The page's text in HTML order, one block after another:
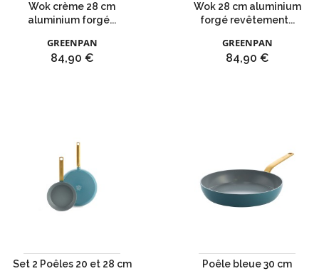
Wok crème 28 cm
aluminium forgé...
GREENPAN
Prix
84,90 €
Wok 28 cm aluminium
forgé revêtement...
GREENPAN
Prix
84,90 €
Set 2 Poêles 20 et 28 cm
Poêle bleue 30 cm